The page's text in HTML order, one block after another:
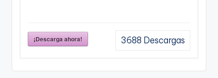
¡Descarga ahora! 3688 Descargas